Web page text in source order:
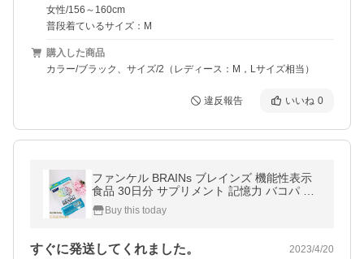
女性/156～160cm
普段着ているサイズ：M
購入した商品
カラー/ブラック、サイズ/2（レディース：M，Lサイズ相当）
違反報告 いいね 0
ファンケル BRAINs ブレインズ 機能性表示
食品 30日分 サプリメント 記憶力 バコパ 健
康サプリ 男性 女性 健康食品 賞味期限202
7.02Buy this today
すぐに発送してくれました。 2023/4/20